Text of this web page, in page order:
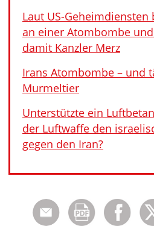
Laut US-
an einer Atombombe
damit Kanzler Merz
Irans Atombombe – und
Murmeltier
Unterstützte ein
der Luftwaffe den
gegen den Iran?